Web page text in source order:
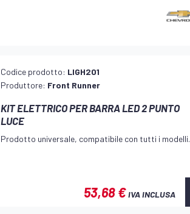
Codice prodotto: LIGH201
Produttore: Front Runner
KIT ELETTRICO PER BARRA LED 2 PUNTO
LUCE
Prodotto universale, compatibile con tutti i modelli.
53,68 €IVA INCLUSA